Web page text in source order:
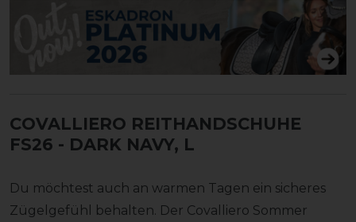
COVALLIERO REITHANDSCHUHE
FS26 - DARK NAVY, L
Du möchtest auch an warmen Tagen ein sicheres
Zügelgefühl behalten. Der Covalliero Sommer